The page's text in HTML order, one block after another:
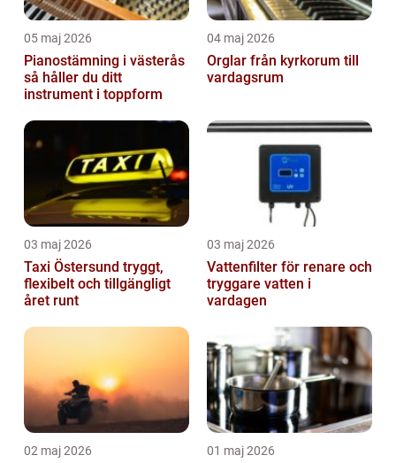
05 maj 2026
Pianostämning i västerås
så håller du ditt
instrument i toppform
04 maj 2026
Orglar från kyrkorum till
vardagsrum
03 maj 2026
Taxi Östersund tryggt,
flexibelt och tillgängligt
året runt
03 maj 2026
Vattenfilter för renare och
tryggare vatten i
vardagen
02 maj 2026 01 maj 2026